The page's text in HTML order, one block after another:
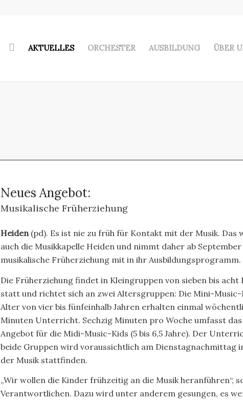
AKTUELLES ORCHESTER AUSBILDUNG ÜBER
Neues Angebot:
Musikalische Früherziehung
Heiden(pd). Es ist nie zu früh für Kontakt mit der Musik. Das
auch die Musikkapelle Heiden und nimmt daher ab September
musikalische Früherziehung mit in ihr Ausbildungsprogramm.
Die Früherziehung findet in Kleingruppen von sieben bis acht
statt und richtet sich an zwei Altersgruppen: Die Mini-Music-
Alter von vier bis fünfeinhalb Jahren erhalten einmal
Minuten Unterricht. Sechzig Minuten pro Woche umfasst das
Angebot für die Midi-Music-Kids (5 bis 6,5 Jahre). Der
beide Gruppen wird voraussichtlich am Dienstagnachmittag
der Musik stattfinden.
„Wir wollen die Kinder frühzeitig an die Musik heranführen“,
Verantwortlichen. Dazu wird unter anderem gesungen, es